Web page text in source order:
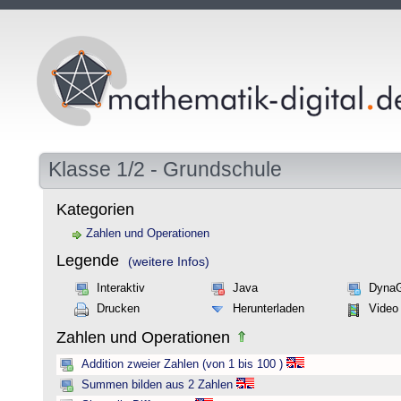
Klasse 1/2 - Grundschule
Kategorien
Zahlen und Operationen
Legende (weitere Infos)
Interaktiv Java
Drucken
Herunterladen Video
Zahlen und Operationen
Addition zweier Zahlen (von 1 bis 100 )
Summen bilden aus 2 Zahlen